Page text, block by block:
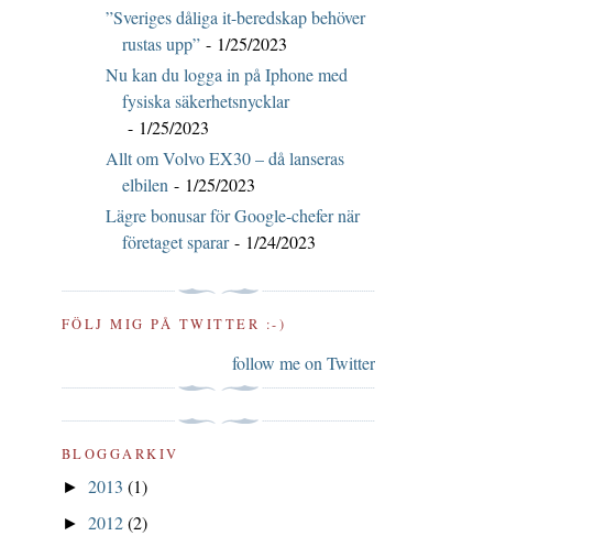
”Sveriges dåliga it-beredskap behöver
rustas upp” - 1/25/2023
Nu kan du logga in på Iphone med
fysiska säkerhetsnycklar
- 1/25/2023
Allt om Volvo EX30 – då lanseras
elbilen - 1/25/2023
Lägre bonusar för Google-chefer när
företaget sparar- 1/24/2023
FÖLJ MIG PÅ TWITTER :-)
follow me on Twitter
BLOGGARKIV
► 2013 (1)
► 2012(2)